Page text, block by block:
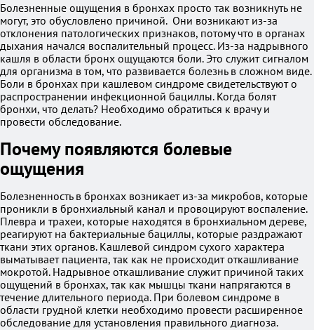
Болезненные ощущения в бронхах просто так возникнуть не
могут, это обусловлено причиной. Они возникают из-за
отклонения патологических признаков, потому что в органах
дыхания начался воспалительный процесс. Из-за надрывного
кашля в области бронх ощущаются боли. Это служит сигналом
для организма в том, что развивается болезнь в сложном виде.
Боли в бронхах при кашлевом синдроме свидетельствуют о
распространении инфекционной бациллы. Когда болят
бронхи, что делать? Необходимо обратиться к врачу и
провести обследование.
Почему появляются болевые
ощущения
Болезненность в бронхах возникает из-за микробов, которые
проникли в бронхиальный канал и провоцируют воспаление.
Плевра и трахеи, которые находятся в бронхиальном дереве,
реагируют на бактериальные бациллы, которые раздражают
ткани этих органов. Кашлевой синдром сухого характера
выматывает пациента, так как не происходит откашливание
мокротой. Надрывное откашливание служит причиной таких
ощущений в бронхах, так как мышцы ткани напрягаются в
течение длительного периода. При болевом синдроме в
области грудной клетки необходимо провести расширенное
обследование для установления правильного диагноза.